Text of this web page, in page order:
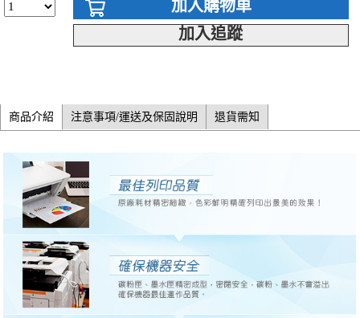
加入購物車
加入追蹤
商品介紹 注意事項/運送及保固說明 退貨需知